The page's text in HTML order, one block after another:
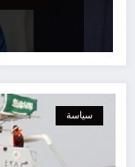
سياسة